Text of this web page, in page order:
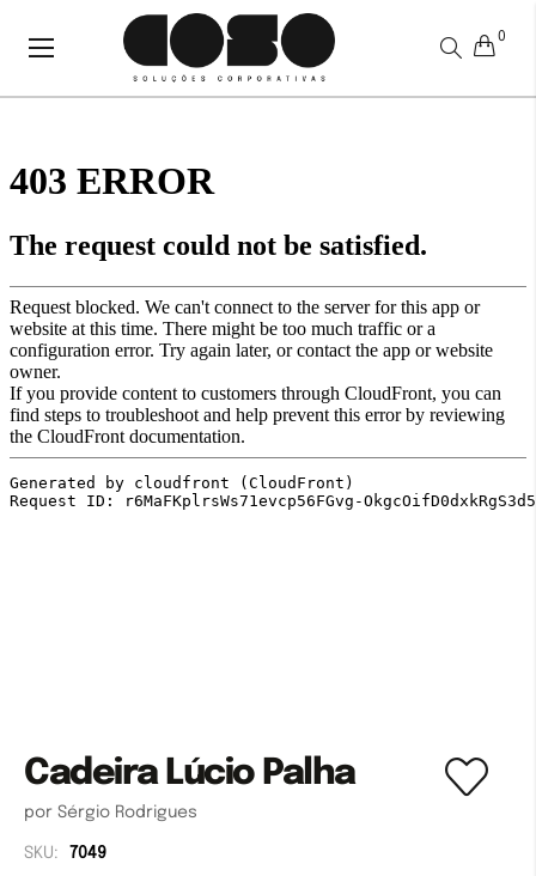
Alternar
0
Cadeira Lúcio Palha
por Sérgio Rodrigues
SKU: 7049